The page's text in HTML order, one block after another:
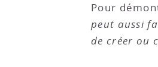
Pour
peut aussi
de créer ou